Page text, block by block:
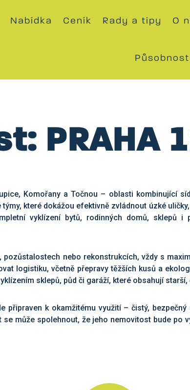
Nabídka Ceník Rady a tipy O
Působnost
PRAHA
Komořany a Točnou – oblasti kombinující
které dokážou efektivně zvládnout úzké
vyklízení bytů, rodinných domů, sklepů i
nebo rekonstrukcích, vždy s
logistiku, včetně přepravy těžších kusů a
sklepů, půd či garáží, které obsahují
připraven k okamžitému využití – čistý,
může spolehnout, že jeho nemovitost bude po